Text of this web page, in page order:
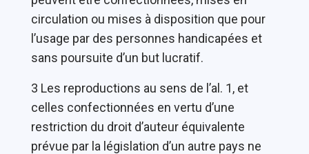
circulation ou mises à disposition que pour
l’usage par des personnes handicapées et
sans poursuite d’un but lucratif.
3 Les reproductions au sens de l’al. 1, et
celles confectionnées en vertu d’une
restriction du droit d’auteur équivalente
prévue par la législation d’un autre pays ne